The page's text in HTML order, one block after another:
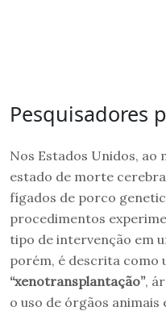
Pesquisadores
Nos Estados Unidos, ao
estado de morte
fígados de porco
procedimentos
tipo de intervenção em
porém, é descrita como
“xenotransplantação”,
o uso de órgãos animais